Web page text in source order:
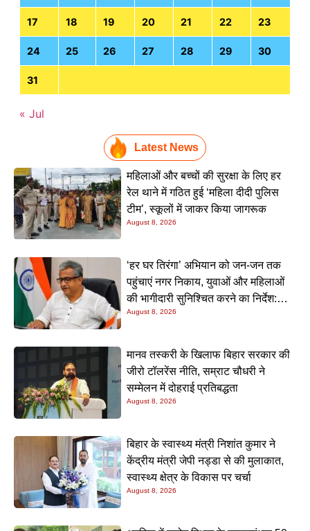
17 18 19 20 21 22 23
24 25 26 27 28 29 30
31
« Jul
Latest News
महिलाओं और बच्चों की सुरक्षा के लिए हर
रेल थाने में गठित हुई ‘महिला दीदी पुलिस
टीम’, स्कूलों में जाकर किया जागरूक
August 8, 2026
‘हर घर तिरंगा’ अभियान को जन-जन तक
पहुंचाएं नगर निकाय, युवाओं और महिलाओं
की भागीदारी सुनिश्चित करने का निर्देश:
नीतीश मिश्रा
August 8, 2026
मानव तस्करी के खिलाफ बिहार सरकार की
जीरो टॉलरेंस नीति, सम्राट चौधरी ने
सम्मेलन में दोहराई प्रतिबद्धता
August 8, 2026
बिहार के स्वास्थ्य मंत्री निशांत कुमार ने
केंद्रीय मंत्री जेपी नड्डा से की मुलाकात,
स्वास्थ्य क्षेत्र के विकास पर चर्चा
August 8, 2026